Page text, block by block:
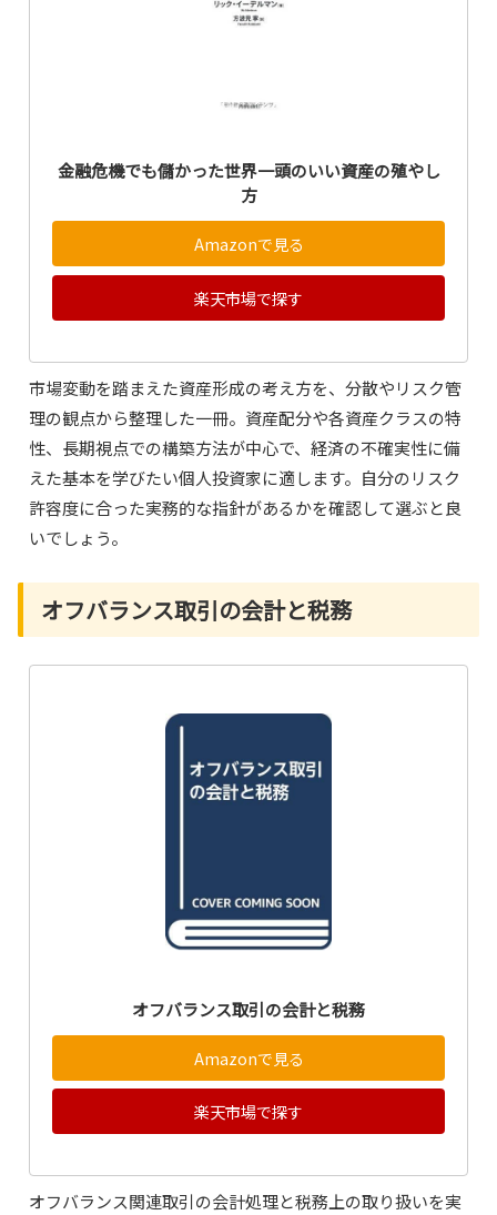
金融危機でも儲かった世界一頭のいい資産の殖やし
方
Amazonで見る
楽天市場で探す
市場変動を踏まえた資産形成の考え方を、分散やリスク管
理の観点から整理した一冊。資産配分や各資産クラスの特
性、長期視点での構築方法が中心で、経済の不確実性に備
えた基本を学びたい個人投資家に適します。自分のリスク
許容度に合った実務的な指針があるかを確認して選ぶと良
いでしょう。
オフバランス取引の会計と税務
オフバランス取引の会計と税務
Amazonで見る
楽天市場で探す
オフバランス関連取引の会計処理と税務上の取り扱いを実